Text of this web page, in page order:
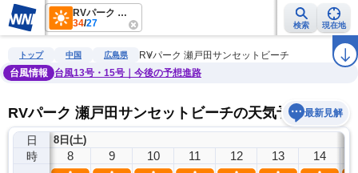
RVパーク 瀬戸田サンセットビーチ
34/27 検索 現在地
雨雲レーダー 台風情報 地震情報 警報・注意報 2週間天気 ラ
トップ 中国 広島県
RVパーク 瀬戸田サンセットビーチ
台風情報
台風13号・15号｜今後の予想進路
RVパーク 瀬戸田サンセットビーチの天気予報最新見解
日
時
8日(土)
7 8 9 10 11 12 13 14